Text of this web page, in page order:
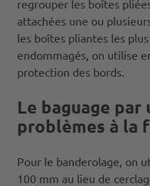
regrouper les boîtes
attachées une ou
les boîtes pliantes les
endommagés, on utilise
protection des bords.
Le baguage
problèmes à la
Pour le banderolage, on
100 mm au lieu de